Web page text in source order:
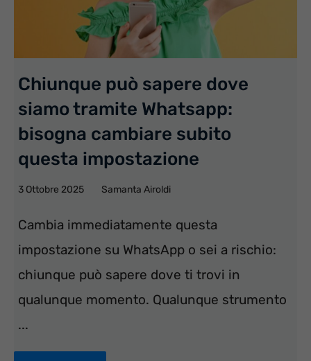
Chiunque può sapere dove
siamo tramite Whatsapp:
bisogna cambiare subito
questa impostazione
3 Ottobre 2025 Samanta Airoldi
Cambia immediatamente questa
impostazione su WhatsApp o sei a rischio:
chiunque può sapere dove ti trovi in
qualunque momento. Qualunque strumento
...